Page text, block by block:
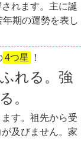
れます。主に誕
期の運勢を表し
4つ星 ！
れる。強
。
す。祖先から受
及びません。家